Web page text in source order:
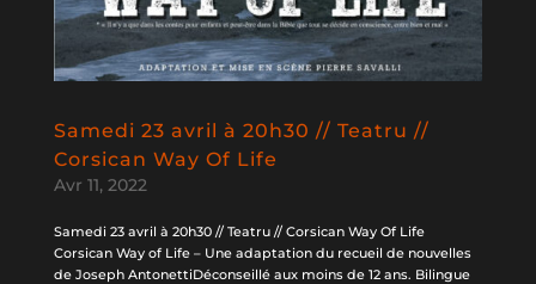
Samedi 23 avril à 20h30 // Teatru //
Corsican Way Of Life
Avr 11, 2022
Samedi 23 avril à 20h30 // Teatru // Corsican Way Of Life
Corsican Way of Life – Une adaptation du recueil de nouvelles
de Joseph AntonettiDéconseillé aux moins de 12 ans. Bilingue